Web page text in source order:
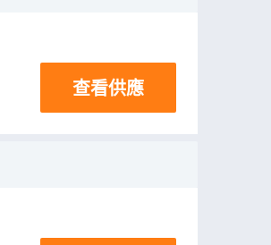
查看供應